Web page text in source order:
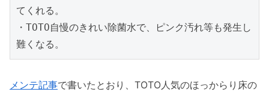
てくれる。
・TOTO自慢のきれい除菌水で、ピンク汚れ等も発生し
難くなる。
メンテ記事で書いたとおり、TOTO人気のほっからり床の